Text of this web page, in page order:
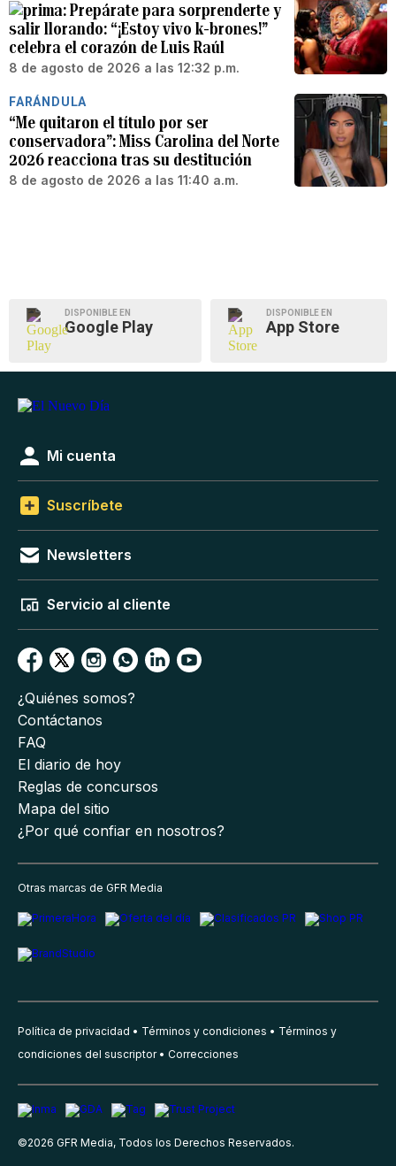
Prepárate para sorprenderte y
salir llorando: “¡Estoy vivo k-brones!”
celebra el corazón de Luis Raúl
8 de agosto de 2026 a las 12:32 p.m.
FARÁNDULA
“Me quitaron el título por ser
conservadora”: Miss Carolina del Norte
2026 reacciona tras su destitución
8 de agosto de 2026 a las 11:40 a.m.
DISPONIBLE EN
Google Play
DISPONIBLE EN
App Store
Mi cuenta
Suscríbete
Newsletters
Servicio al cliente
¿Quiénes somos?
Contáctanos
FAQ
El diario de hoy
Reglas de concursos
Mapa del sitio
¿Por qué confiar en nosotros?
Otras marcas de GFR Media
Política de privacidad Términos y condiciones
Términos y
condiciones del suscriptor
Correcciones
©2026 GFR Media, Todos los Derechos Reservados.